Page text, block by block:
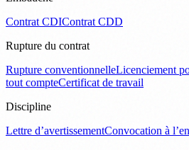
Contrat CDIContrat CDD
Rupture du contrat
Rupture conventionnelleLicenciement
tout compteCertificat de travail
Discipline
Lettre d’avertissementConvocation à